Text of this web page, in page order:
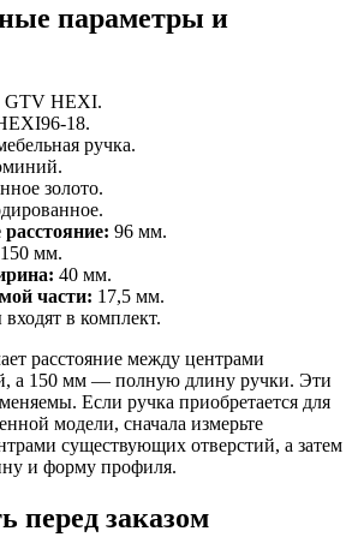
параметры и
GTV HEXI.
18.
ручка.
золото.
96 мм.
150 мм.
40 мм.
части: 17,5 мм.
в комплект.
расстояние между центрами
а 150 мм — полную длину ручки. Эти
Если ручка приобретается для
модели, сначала измерьте
существующих отверстий, а затем
и форму профиля.
перед заказом